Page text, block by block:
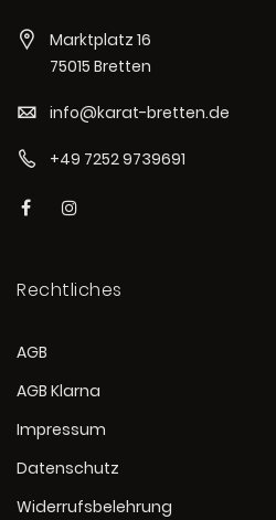
Marktplatz 16
75015 Bretten
info@karat-bretten.de
+49 7252 9739691
Rechtliches
AGB
AGB Klarna
Impressum
Datenschutz
Widerrufsbelehrung